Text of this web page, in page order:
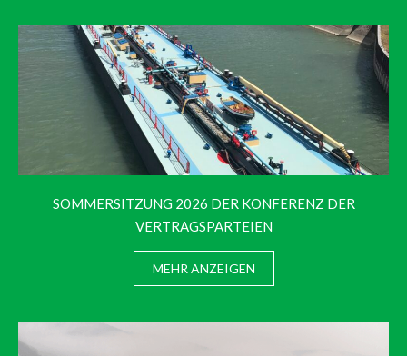
SOMMERSITZUNG 2026 DER KONFERENZ DER
VERTRAGSPARTEIEN
MEHR ANZEIGEN